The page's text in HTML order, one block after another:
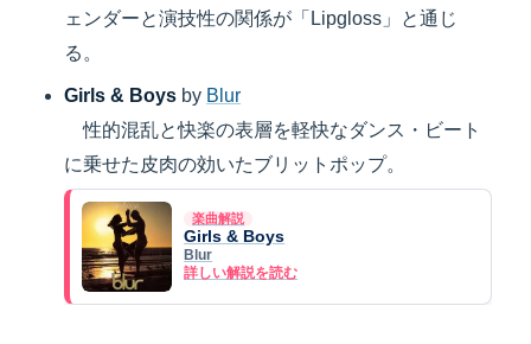
ェンダーと演技性の関係が「Lipgloss」と通じ
る。
Girls & Boys by Blur
性的混乱と快楽の表層を軽快なダンス・ビート
に乗せた皮肉の効いたブリットポップ。
楽曲解説
Girls & Boys
Blur
詳しい解説を読む